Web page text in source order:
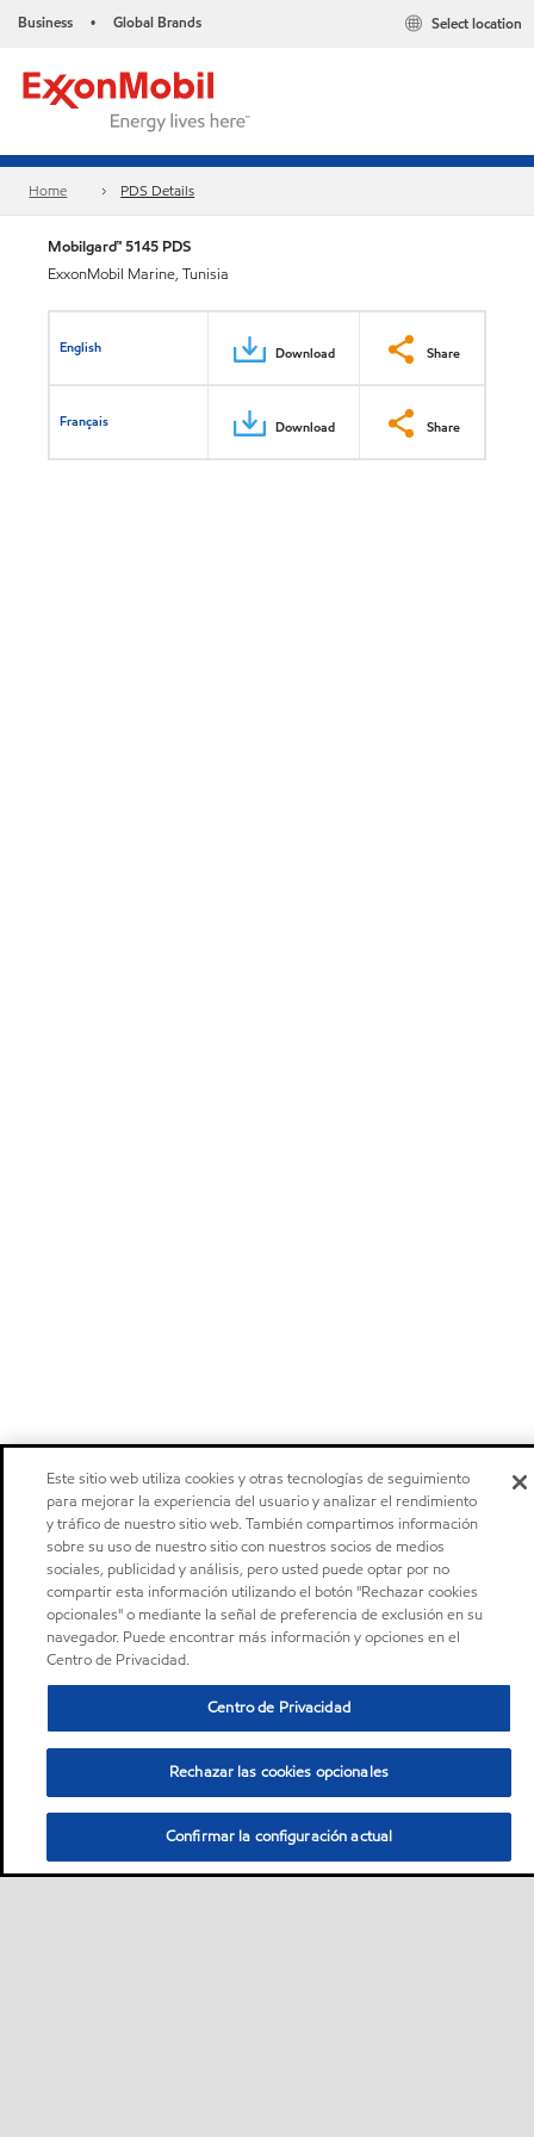
Business • Global Brands Select location
Home PDS Details
Mobilgard™ 5145 PDS
ExxonMobil Marine, Tunisia
English Download Share
Français Download Share
Este sitio web utiliza cookies y otras tecnologías de seguimiento
para mejorar la experiencia del usuario y analizar el rendimiento
y tráfico de nuestro sitio web. También compartimos información
sobre su uso de nuestro sitio con nuestros socios de medios
sociales, publicidad y análisis, pero usted puede optar por no
compartir esta información utilizando el botón "Rechazar cookies
opcionales" o mediante la señal de preferencia de exclusión en su
navegador. Puede encontrar más información y opciones en el
Centro de Privacidad.
Centro de Privacidad
Rechazar las cookies opcionales
Confirmar la configuración actual